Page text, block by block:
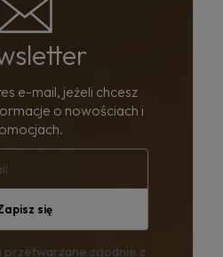
e-mail, jeżeli chcesz
o nowościach i
się
przetwarzane zgodnie z